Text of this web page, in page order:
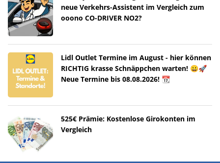
neue Verkehrs-Assistent im Vergleich zum
ooono CO-DRIVER NO2?
Lidl Outlet Termine im August - hier können
RICHTIG krasse Schnäppchen warten! 😀🚀
Neue Termine bis 08.08.2026! 📆
525€ Prämie: Kostenlose Girokonten im
Vergleich